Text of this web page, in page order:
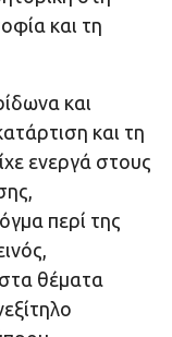
και τη
και
και τη
ενεργά στους
περί της
θέματα